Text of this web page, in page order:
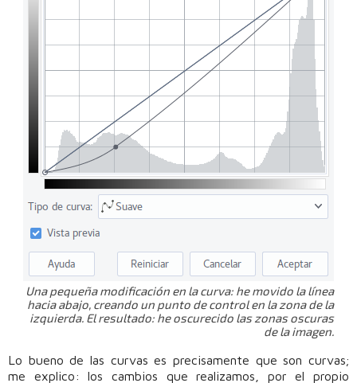
Una pequeña modificación en la curva: he movido la línea
hacia abajo, creando un punto de control en la zona de la
izquierda. El resultado: he oscurecido las zonas oscuras
de la imagen.
Lo bueno de las curvas es precisamente que son curvas;
me explico: los cambios que realizamos, por el propio